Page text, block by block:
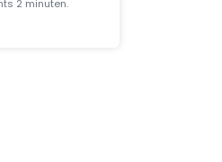
2 minuten.